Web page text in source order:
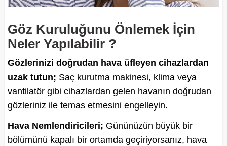
Göz Kuruluğunu Önlemek İçin
Neler Yapılabilir ?
Gözlerinizi doğrudan hava üfleyen cihazlardan
uzak tutun; Saç kurutma makinesi, klima veya
vantilatör gibi cihazlardan gelen havanın doğrudan
gözleriniz ile temas etmesini engelleyin.
Hava Nemlendiricileri; Gününüzün büyük bir
bölümünü kapalı bir ortamda geçiriyorsanız, hava